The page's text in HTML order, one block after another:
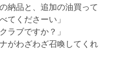
納品と、追加の油買って
てくださーい」
ラブですか？」
がわざわざ召喚してくれ